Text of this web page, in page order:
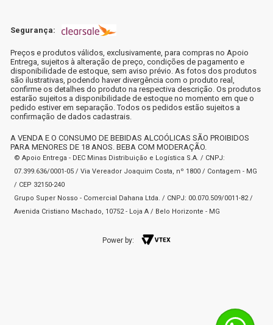
Segurança:
Preços e produtos válidos, exclusivamente, para compras no Apoio
Entrega, sujeitos à alteração de preço, condições de pagamento e
disponibilidade de estoque, sem aviso prévio. As fotos dos produtos
são ilustrativas, podendo haver divergência com o produto real,
confirme os detalhes do produto na respectiva descrição. Os produtos
estarão sujeitos a disponibilidade de estoque no momento em que o
pedido estiver em separação. Todos os pedidos estão sujeitos a
confirmação de dados cadastrais.
A VENDA E O CONSUMO DE BEBIDAS ALCOÓLICAS SÃO PROIBIDOS
PARA MENORES DE 18 ANOS. BEBA COM MODERAÇÃO.
© Apoio Entrega - DEC Minas Distribuição e Logística S.A. / CNPJ:
07.399.636/0001-05 / Via Vereador Joaquim Costa, nº 1800 / Contagem - MG
/ CEP 32150-240
Grupo Super Nosso - Comercial Dahana Ltda. / CNPJ: 00.070.509/0011-82 /
Avenida Cristiano Machado, 10752 - Loja A / Belo Horizonte - MG
Power by: